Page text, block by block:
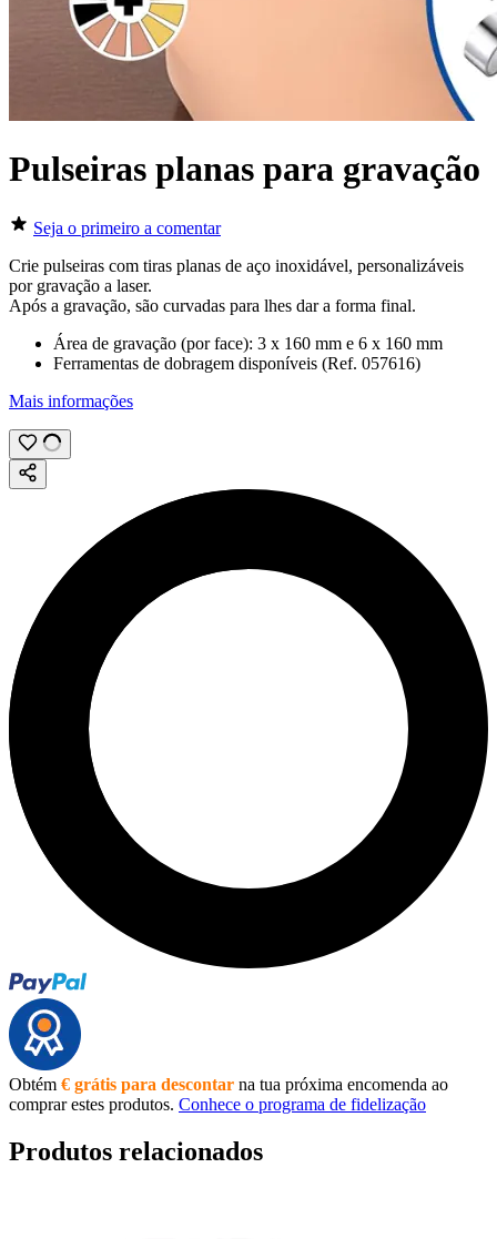
Pulseiras planas para gravação
Seja o primeiro a comentar
Crie pulseiras com tiras planas de aço inoxidável, personalizáveis
por gravação a laser.
Após a gravação, são curvadas para lhes dar a forma final.
Área de gravação (por face): 3 x 160 mm e 6 x 160 mm
Ferramentas de dobragem disponíveis (Ref. 057616)
Mais informações
Obtém € grátis para descontar na tua próxima encomenda ao
comprar estes produtos. Conhece o programa de fidelização
Produtos relacionados